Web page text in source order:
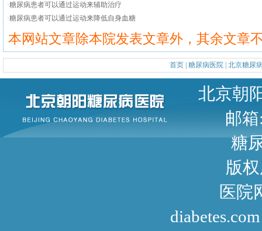
·糖尿病患者可以通过运动来辅助治疗
·糖尿病患者可以通过运动来降低自身血糖
本网站文章除本院发表文章外，其余文章
首页 糖尿病医院 北京糖尿
北京朝阳区甜水园东
邮箱
糖尿病咨询
版
医院网址： http://